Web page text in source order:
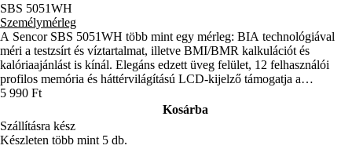
SBS 5051WH
Személymérleg
A Sencor SBS 5051WH több mint egy mérleg: BIA technológiával
méri a testzsírt és víztartalmat, illetve BMI/BMR kalkulációt és
kalóriaajánlást is kínál. Elegáns edzett üveg felület, 12 felhasználói
profilos memória és háttérvilágítású LCD-kijelző támogatja a
mindennapi egészségmegőrzést.
5 990 Ft
Kosárba
Szállításra kész
Készleten több mint 5 db.